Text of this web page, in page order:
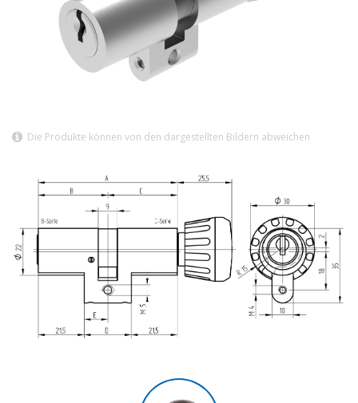
Die Produkte können von den dargestellten Bildern abweichen